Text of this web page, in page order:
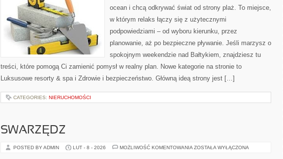
ocean i chcą odkrywać świat od strony plaż. To miejsce,
w którym relaks łączy się z użytecznymi
podpowiedziami – od wyboru kierunku, przez
planowanie, aż po bezpieczne pływanie. Jeśli marzysz o
spokojnym weekendzie nad Bałtykiem, znajdziesz tu
treści, które pomogą Ci zamienić pomysł w realny plan. Nowe kategorie na stronie to
Luksusowe resorty & spa i Zdrowie i bezpieczeństwo. Główną ideą strony jest […]
CATEGORIES: NIERUCHOMOŚCI
SWARZĘDZ
POSTED BY ADMIN LUT - 8 - 2026 MOŻLIWOŚĆ KOMENTOWANIA SWARZĘDZ
ZOSTAŁA WYŁĄCZONA